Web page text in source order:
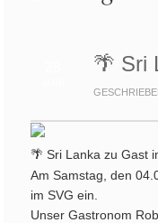
🌴 Sri
🌴 Sri Lanka zu Gast
Am Samstag, den
im SVG ein.
Unser Gastronom